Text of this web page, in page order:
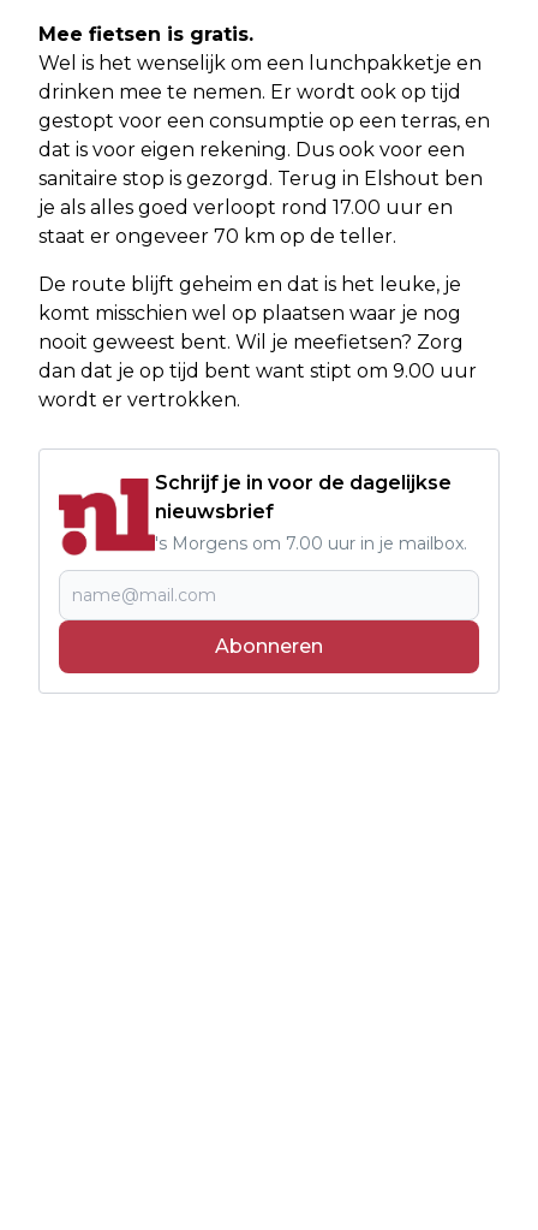
Mee fietsen is gratis.
Wel is het wenselijk om een lunchpakketje en
drinken mee te nemen. Er wordt ook op tijd
gestopt voor een consumptie op een terras, en
dat is voor eigen rekening. Dus ook voor een
sanitaire stop is gezorgd. Terug in Elshout ben
je als alles goed verloopt rond 17.00 uur en
staat er ongeveer 70 km op de teller.
De route blijft geheim en dat is het leuke, je
komt misschien wel op plaatsen waar je nog
nooit geweest bent. Wil je meefietsen? Zorg
dan dat je op tijd bent want stipt om 9.00 uur
wordt er vertrokken.
Schrijf je in voor de dagelijkse
nieuwsbrief
's Morgens om 7.00 uur in je mailbox.
Abonneren